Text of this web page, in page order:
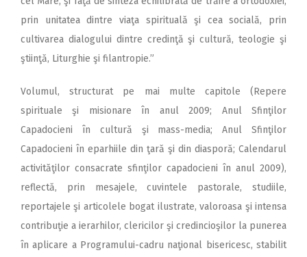
prin unitatea dintre viaţa spirituală şi cea socială, prin
cultivarea dialogului dintre credinţă şi cultură, teologie şi
ştiinţă, Liturghie şi filantropie.”
Volumul, structurat pe mai multe capitole (Repere
spirituale şi misionare în anul 2009; Anul Sfinţilor
Capadocieni în cultură şi mass-media; Anul Sfinţilor
Capadocieni în eparhiile din ţară şi din diasporă; Calendarul
activităţilor consacrate sfinţilor capadocieni în anul 2009),
reflectă, prin mesajele, cuvintele pastorale, studiile,
reportajele şi articolele bogat ilustrate, valoroasa şi intensa
contribuţie a ierarhilor, clericilor şi credincioşilor la punerea
în aplicare a Programului-cadru naţional bisericesc, stabilit